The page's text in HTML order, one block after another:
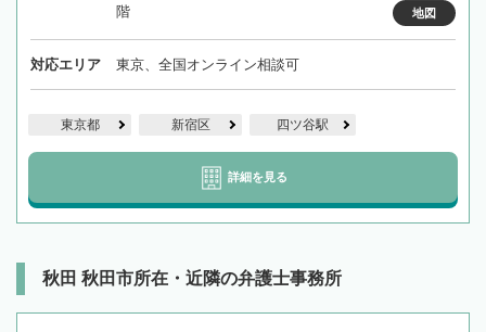
階
地図
対応エリア 東京、全国オンライン相談可
東京都 新宿区 四ツ谷駅
詳細を見る
秋田 秋田市所在・近隣の弁護士事務所